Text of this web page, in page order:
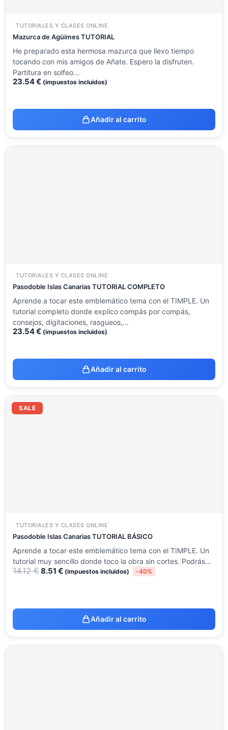
TUTORIALES Y CLASES ONLINE
Mazurca de Agüimes TUTORIAL
He preparado esta hermosa mazurca que llevo tiempo
tocando con mis amigos de Añate. Espero la disfruten.
Partitura en solfeo…
23.54€ (impuestos incluidos)
Añadir al carrito
TUTORIALES Y CLASES ONLINE
Pasodoble Islas Canarias TUTORIAL COMPLETO
Aprende a tocar este emblemático tema con el TIMPLE. Un
tutorial completo donde explico compás por compás,
consejos, digitaciones, rasgueos,…
23.54€ (impuestos incluidos)
Añadir al carrito
SALE
TUTORIALES Y CLASES ONLINE
Pasodoble Islas Canarias TUTORIAL BÁSICO
Aprende a tocar este emblemático tema con el TIMPLE. Un
tutorial muy sencillo donde toco la obra sin cortes. Podrás…
14.12€
precio
original
8.51 € (impuestos incluidos) -40%
Añadir al carrito